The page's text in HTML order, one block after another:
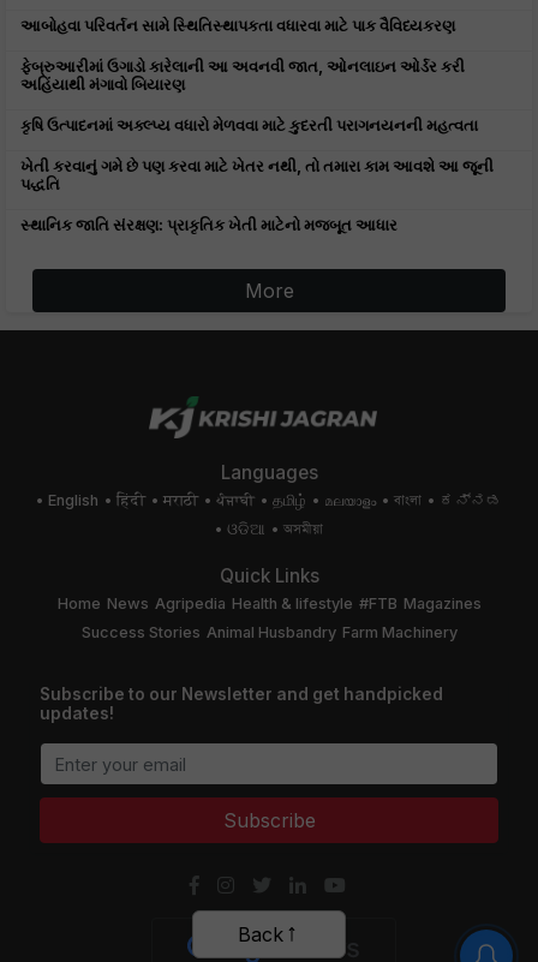
આબોહવા પરિવર્તન સામે સ્થિતિસ્થાપકતા વધારવા માટે પાક વૈવિધ્યકરણ
ફેબ્રુઆરીમાં ઉગાડો કારેલાની આ અવનવી જાત, ઓનલાઇન ઓર્ડર કરી
અહિંયાથી મંગાવો બિયારણ
કૃષિ ઉત્પાદનમાં અક્લ્પ્ય વધારો મેળવવા માટે કુદરતી પરાગનયનની મહત્વતા
ખેતી કરવાનું ગમે છે પણ કરવા માટે ખેતર નથી, તો તમારા કામ આવશે આ જૂની
પદ્ધતિ
સ્થાનિક જાતિ સંરક્ષણ: પ્રાકૃતિક ખેતી માટેનો મજબૂત આધાર
More
Languages
English हिंदी मराठी ਪੰਜਾਬੀ தமிழ் മലയാളം বাংলা
ಕನ್ನಡ
ଓଡିଆ
অসমীয়া
Quick Links
Home News Agripedia Health & lifestyle #FTB Magazines
Success Stories Animal Husbandry Farm Machinery
Subscribe to our Newsletter and get handpicked
updates!
Subscribe